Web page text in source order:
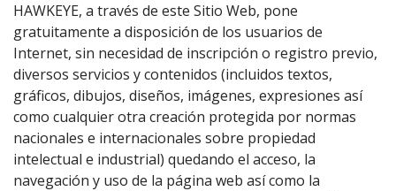
HAWKEYE, a través de este Sitio Web, pone
gratuitamente a disposición de los usuarios de
Internet, sin necesidad de inscripción o registro previo,
diversos servicios y contenidos (incluidos textos,
gráficos, dibujos, diseños, imágenes, expresiones así
como cualquier otra creación protegida por normas
nacionales e internacionales sobre propiedad
intelectual e industrial) quedando el acceso, la
navegación y uso de la página web así como la